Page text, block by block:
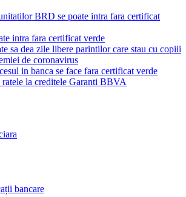
BRD se poate intra fara certificat
intra fara certificat verde
sa dea zile libere parintilor care stau cu copiii
de coronavirus
in banca se face fara certificat verde
ratele la creditele Garanti BBVA
bancare